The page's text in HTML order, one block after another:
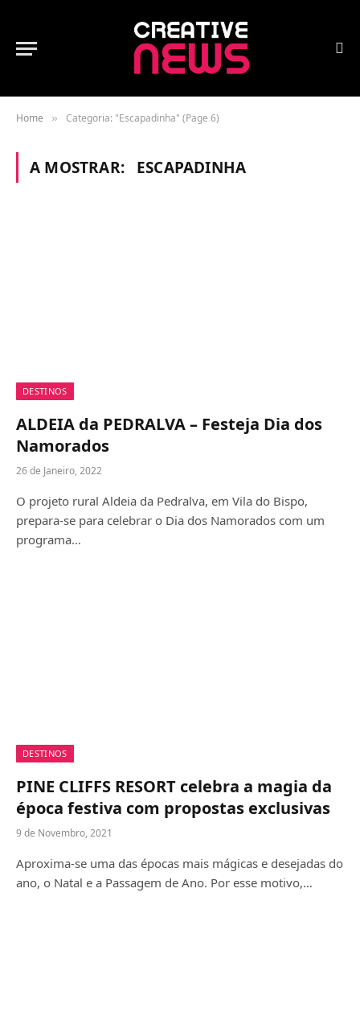
Home » Categoria: "Escapadinha" (Page 6)
A MOSTRAR: ESCAPADINHA
DESTINOS
ALDEIA da PEDRALVA – Festeja Dia dos
Namorados
26 de Janeiro, 2022
O projeto rural Aldeia da Pedralva, em Vila do Bispo,
prepara-se para celebrar o Dia dos Namorados com um
programa…
DESTINOS
PINE CLIFFS RESORT celebra a magia da
época festiva com propostas exclusivas
9 de Novembro, 2021
Aproxima-se uma das épocas mais mágicas e desejadas do
ano, o Natal e a Passagem de Ano. Por esse motivo,…